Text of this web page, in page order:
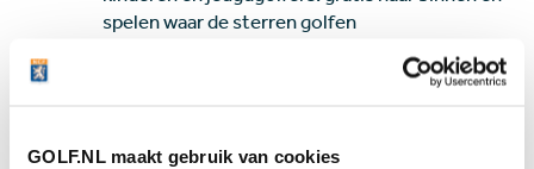
GOLF.NL maakt gebruik van cookies
spelen waar de sterren golfen
worden op het terrein?